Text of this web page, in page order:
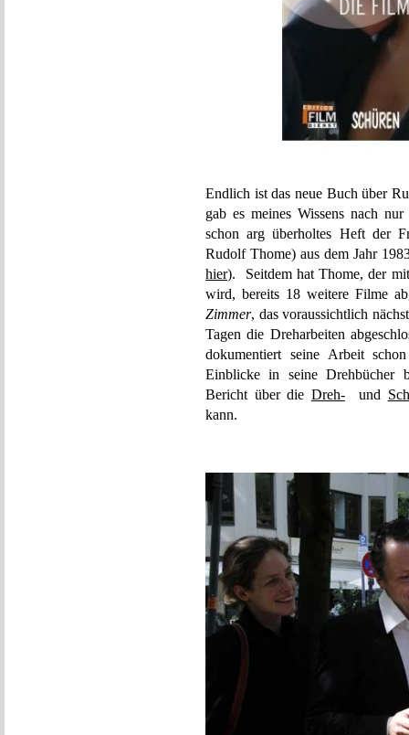
Endlich ist das neue Buch über
gab es meines Wissens nach
schon arg überholtes Heft der
Rudolf Thome) aus dem Jahr
hier). Seitdem hat Thome, der
wird, bereits 18 weitere Filme
Zimmer, das voraussichtlich
Tagen die Dreharbeiten
dokumentiert seine Arbeit
Einblicke in seine Drehbücher
Bericht über die Dreh-und
kann.